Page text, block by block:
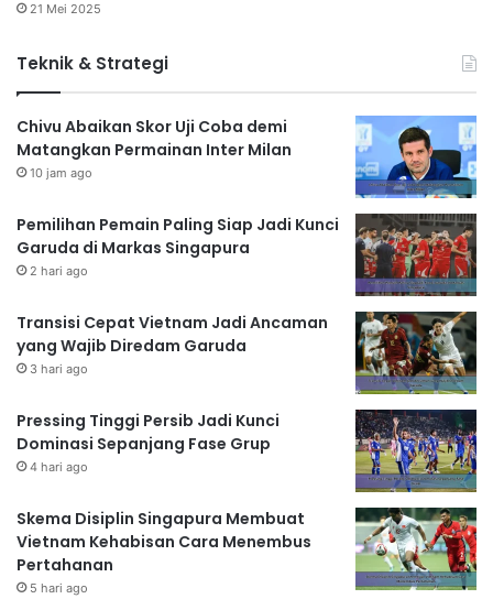
21 Mei 2025
Teknik & Strategi
Chivu Abaikan Skor Uji Coba demi
Matangkan Permainan Inter Milan
10 jam ago
Pemilihan Pemain Paling Siap Jadi Kunci
Garuda di Markas Singapura
2 hari ago
Transisi Cepat Vietnam Jadi Ancaman
yang Wajib Diredam Garuda
3 hari ago
Pressing Tinggi Persib Jadi Kunci
Dominasi Sepanjang Fase Grup
4 hari ago
Skema Disiplin Singapura Membuat
Vietnam Kehabisan Cara Menembus
Pertahanan
5 hari ago